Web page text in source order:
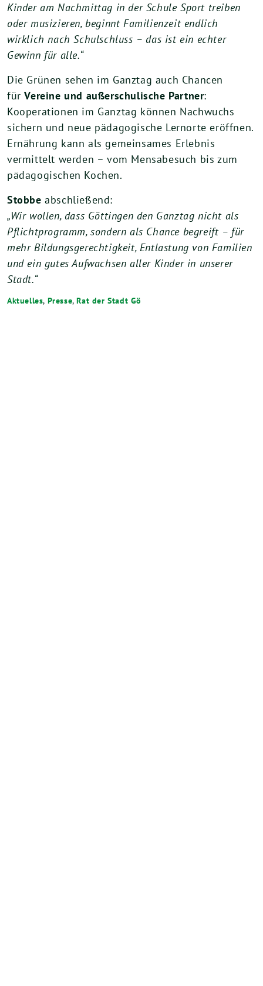
Kinder am Nachmittag in der Schule Sport treiben
oder musizieren, beginnt Familienzeit endlich
wirklich nach Schulschluss – das ist ein echter
Gewinn für alle.“
Die Grünen sehen im Ganztag auch Chancen
fürVereine und außerschulische Partner:
Kooperationen im Ganztag können Nachwuchs
sichern und neue pädagogische Lernorte eröffnen.
Ernährung kann als gemeinsames Erlebnis
vermittelt werden – vom Mensabesuch bis zum
pädagogischen Kochen.
Stobbeabschließend:
„Wir wollen, dass Göttingen den Ganztag nicht als
Pflichtprogramm, sondern als Chance begreift – für
mehr Bildungsgerechtigkeit, Entlastung von Familien
und ein gutes Aufwachsen aller Kinder in unserer
Stadt.“
Aktuelles, Presse,Rat der Stadt Gö